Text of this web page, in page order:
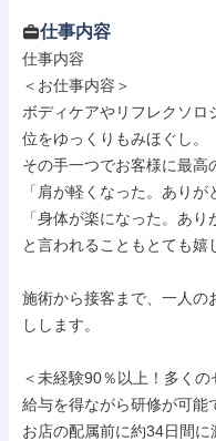
仕事内容
仕事内容
＜お仕事内容＞
ボディケアやリフレクソロ
位をゆっくりもみほぐし。
その手一つでお客様に最高
「肩が軽くなった。ありが
「身体が楽になった。あり
と言われることもとても嬉
施術から接客まで、一人の
しします。
＜未経験90％以上！多く
給与を得ながら研修が可能
お店の配属前に約34日間に